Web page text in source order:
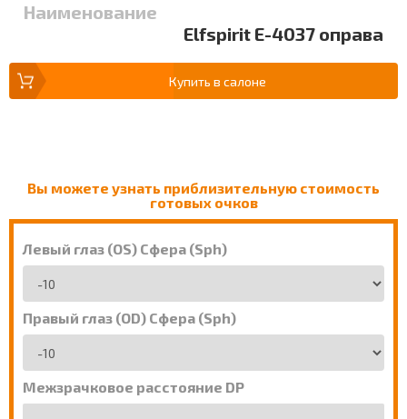
Наименование
Elfspirit E-4037 оправа
Купить в салоне
Вы можете узнать приблизительную стоимость
готовых очков
Левый глаз (OS) Сфера (Sph)
Правый глаз (OD) Сфера (Sph)
Межзрачковое расстояние DP